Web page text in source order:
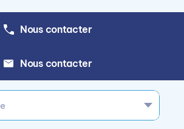
Nous contacter
Nous contacter